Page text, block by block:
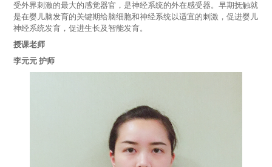
受外界刺激的最大的感觉器官，是神经系统的外在感受器。早期抚触就
是在婴儿脑发育的关键期给脑细胞和神经系统以适宜的刺激，促进婴儿
神经系统发育，促进生长及智能发育。
授课老师
李元元 护师